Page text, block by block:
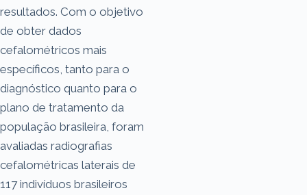
resultados. Com o objetivo
de obter dados
cefalométricos mais
específicos, tanto para o
diagnóstico quanto para o
plano de tratamento da
população brasileira, foram
avaliadas radiografias
cefalométricas laterais de
117 indivíduos brasileiros